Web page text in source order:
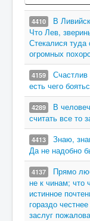
4410
В
Что Лев,
Стекалися
огромных
4159
есть чего
4289
В
считать все то
4413
Знаю,
Да не надобно
4137
Прямо
не к чинам; что
истинное
гораздо
заслуг